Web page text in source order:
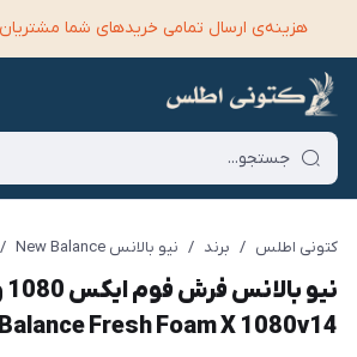
هزینه‌ی ارسال تمامی خرید‌های شما
کتونی اطلس / برند / نیو بالانس New Balance /
Balance Fresh Foam X 1080v14